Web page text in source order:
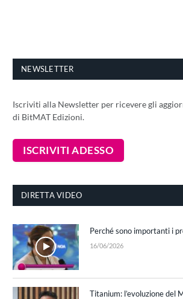
NEWSLETTER
Iscriviti alla Newsletter per ricevere gli
di BitMAT Edizioni.
DIRETTA VIDEO
Perché sono importanti i
16/06/2026
Titanium: l’evoluzione del